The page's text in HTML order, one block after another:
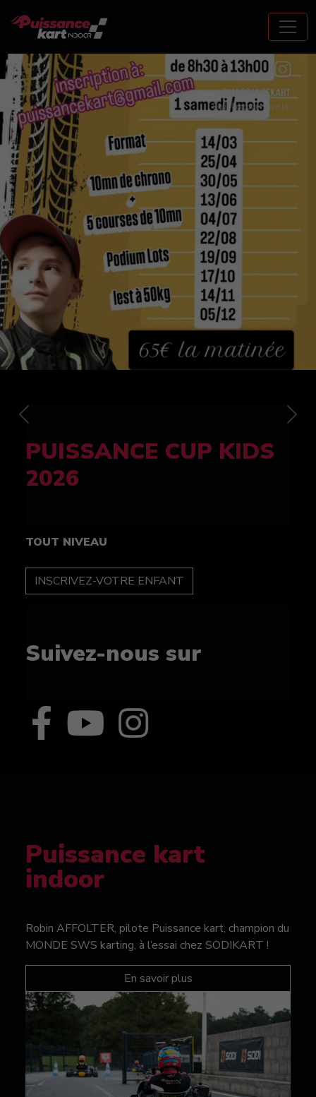
FELINE CUP 100%
féminine
TOUT NIVEAU
INSCRIPTION
Suivez-nous sur
Previous Next
Puissance kart
indoor
Robin AFFOLTER, pilote Puissance kart, champion du
MONDE SWS karting, à l’essai chez SODIKART !
En savoir plus